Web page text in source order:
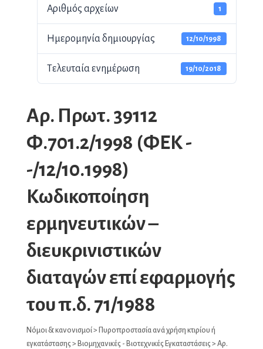
Αριθμός αρχείων 1
Ημερομηνία δημιουργίας 12/10/1998
Τελευταία ενημέρωση 19/10/2018
Αρ. Πρωτ. 39112
Φ.701.2/1998 (ΦΕΚ -
-/12/10.1998)
Κωδικοποίηση
ερμηνευτικών –
διευκρινιστικών
διαταγών επί εφαρμογής
του π.δ. 71/1988
Νόμοι & κανονισμοί>
Πυροπροστασία ανά χρήση κτιρίου ή
εγκατάστασης> Βιομηχανικές - Βιοτεχνικές Εγκαταστάσεις> Αρ.